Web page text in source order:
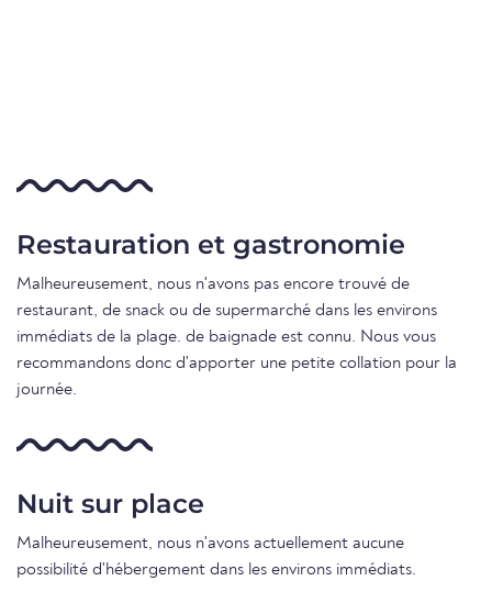
Restauration et gastronomie
Malheureusement, nous n'avons pas encore trouvé de
restaurant, de snack ou de supermarché dans les environs
immédiats de la plage. de baignade est connu. Nous vous
recommandons donc d'apporter une petite collation pour la
journée.
Nuit sur place
Malheureusement, nous n'avons actuellement aucune
possibilité d'hébergement dans les environs immédiats.